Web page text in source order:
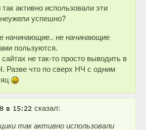
активно использовали эти
успешно?
начинающие.. не начинающие
пользуются.
не так-то просто выводить в
что по сверх НЧ с одним
сказал:
так активно использовали